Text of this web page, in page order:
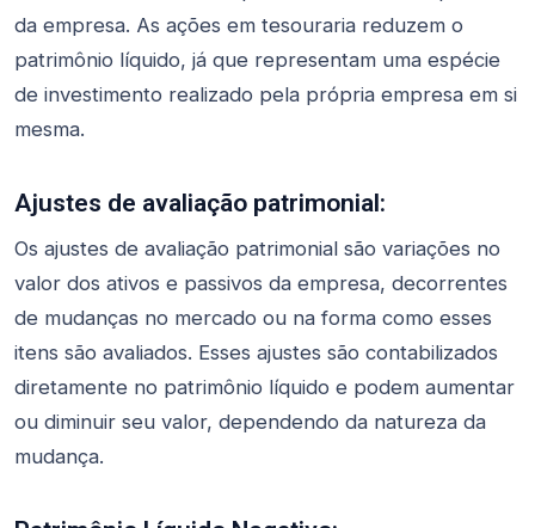
da empresa. As ações em tesouraria reduzem o
patrimônio líquido, já que representam uma espécie
de investimento realizado pela própria empresa em si
mesma.
Ajustes de avaliação patrimonial:
Os ajustes de avaliação patrimonial são variações no
valor dos ativos e passivos da empresa, decorrentes
de mudanças no mercado ou na forma como esses
itens são avaliados. Esses ajustes são contabilizados
diretamente no patrimônio líquido e podem aumentar
ou diminuir seu valor, dependendo da natureza da
mudança.